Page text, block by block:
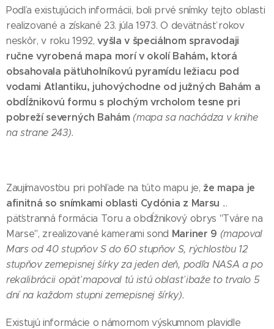
Podľa existujúcich informácii, boli prvé snímky tejto oblasti
realizované a získané 23. júla 1973. O devätnásť rokov
neskôr, v roku 1992,vyšla v špeciálnom spravodaji
ručne vyrobená mapa morí v okolí Bahám, ktorá
obsahovala päťuholníkovú pyramídu ležiacu pod
vodami Atlantiku, juhovýchodne od južných Bahám a
obdĺžnikovú formu s plochým vrcholom tesne pri
pobreží severných Bahám (mapa sa nachádza v knihe
na strane 243).
Zaujímavosťou pri pohľade na túto mapu je, že mapa je
afinitná so snímkami oblasti Cydónia z Marsu ...
päťstranná formácia Toru a obdĺžnikový obrys "Tváre na
Marse", zrealizované kamerami sond Mariner 9 (mapoval
Mars od 40 stupňov S do 60 stupňov S, rýchlosťou 12
stupňov zemepisnej šírky za jeden deň, podľa NASA a po
rekalibrácii opäť mapoval tú istú oblasť ibaže to trvalo 5
dní na každom stupni zemepisnej šírky).
Existujú informácie o námornom výskumnom plavidle